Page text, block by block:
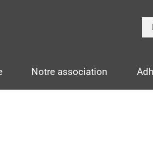
Notre association